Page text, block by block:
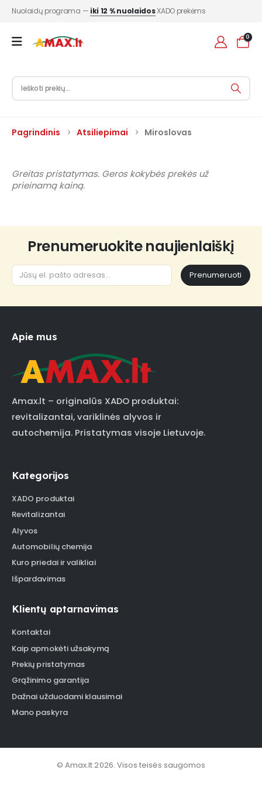
Nuolaidų programa — iki 12 % nuolaidosXADO prekėms
0
Pagrindinis Atsiliepimai Miroslovas
Greitas pristatymas. Geros kokybės prekės už
prieinamą kainą.
Prenumeruokite naujienlaiškį
Prenumeruoti
Apie mus
Amax.lt – originalūs XADO produktai:
revitalizantai, variklinės alyvos ir
autochemija. Pristatymas visoje Lietuvoje.
Kategorijos
XADO produktai
Revitalizantai
Alyvos
Automobilių chemija
Kuro priedai ir valikliai
Išpardavimas
Klientų aptarnavimas
Kontaktai
Kaip apmokėti užsakymą
Prekių pristatymas
Grąžinimo garantija
Dažnai užduodami klausimai
Mano paskyra
© Amax.lt 2026. Visos teisės saugomos